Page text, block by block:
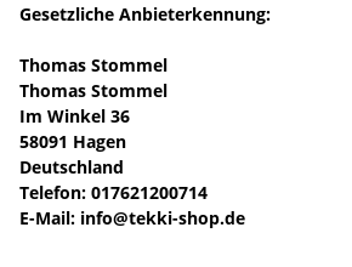
Gesetzliche Anbieterkennung:
Thomas Stommel
Thomas Stommel
Im Winkel 36
58091 Hagen
Deutschland
Telefon: 017621200714
E-Mail: info@tekki-shop.de